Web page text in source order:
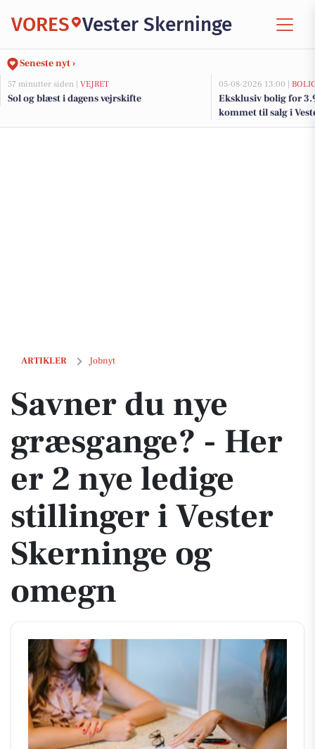
VORES Vester Skerninge
Seneste nyt ›
57 minutter siden | VEJRET
Sol og blæst i dagens vejrskifte
05-08-2026 13:00 |
Eksklusiv bolig for
kommet til salg i
og de dyreste boliger
ARTIKLER Jobnyt
Savner du nye græsgange? - Her er 2 nye ledige stillinger i Vester
Savner du nye
græsgange? - Her
er 2 nye ledige
stillinger i Vester
Skerninge og
omegn